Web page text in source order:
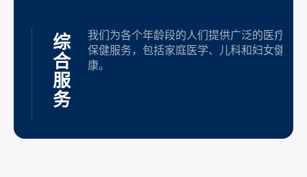
综
合
服
务
我们为各个年龄段的人们提供广泛的医疗
保健服务，包括家庭医学、儿科和妇女健
康。